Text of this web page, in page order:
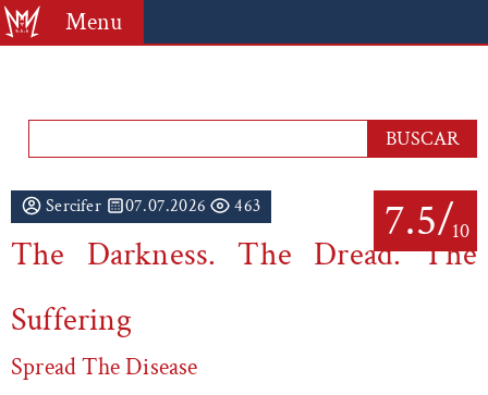
Menu
7.5/10
Sercifer 07.07.2026 463
The Darkness. The Dread. The
Suffering
Spread The Disease